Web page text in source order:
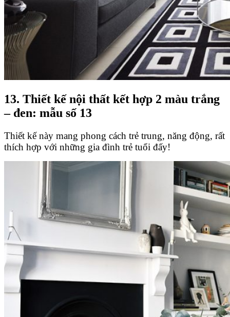
13. Thiết kế nội thất kết hợp 2 màu trắng
– đen: mẫu số 13
Thiết kế này mang phong cách trẻ trung, năng động, rất
thích hợp với những gia đình trẻ tuổi đấy!